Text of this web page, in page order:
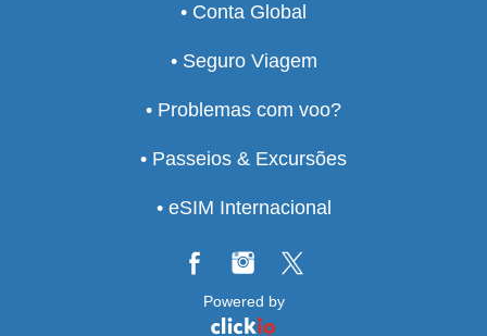
• Conta Global
• Seguro Viagem
• Problemas com voo?
• Passeios & Excursões
• eSIM Internacional
Powered by